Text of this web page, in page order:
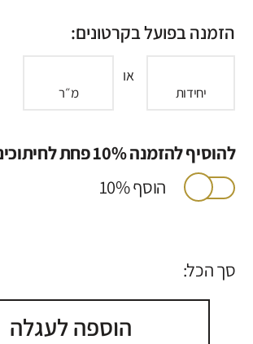
הזמנה בפועל בקרטונים:
יחידות
או
מ״ר
להוסיף להזמנה 10% פחת לחיתוכים ותיקונים?
הוסף 10%
סך הכל:
הוספה לעגלה